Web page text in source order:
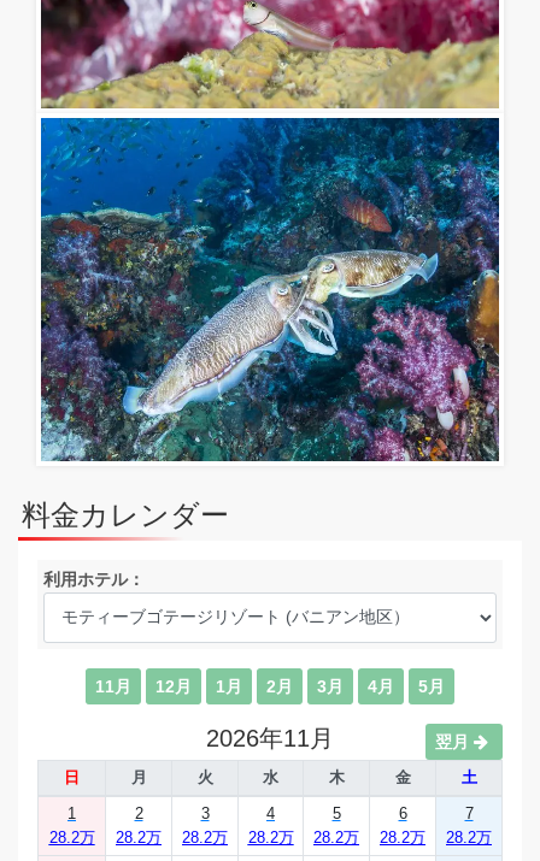
料金カレンダー
利用ホテル：
11月 12月 1月 2月 3月 4月 5月
2026年11月 翌月
日 月 火 水 木 金
土
1
28.2万
2
28.2万
3
28.2万
4
28.2万
5
28.2万
6
28.2万
7
28.2万